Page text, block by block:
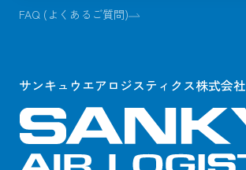
FAQ (よくあるご質問)
サンキュウエアロジスティクス株式会社